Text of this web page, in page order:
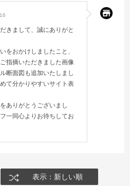
きまして、誠にありがと
をおかけしましたこと、
指摘いただきました画像
断面図も追加いたしまし
て分かりやすいサイト表
ありがとうございまし
一同心よりお待ちしてお
表示：新しい順